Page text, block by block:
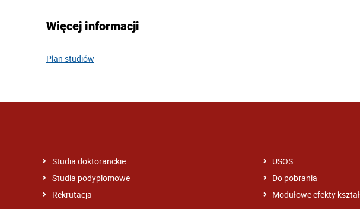
Więcej informacji
Plan studiów
Studia doktoranckie
Studia podyplomowe
Rekrutacja
USOS
Do pobrania
Modułowe efekty